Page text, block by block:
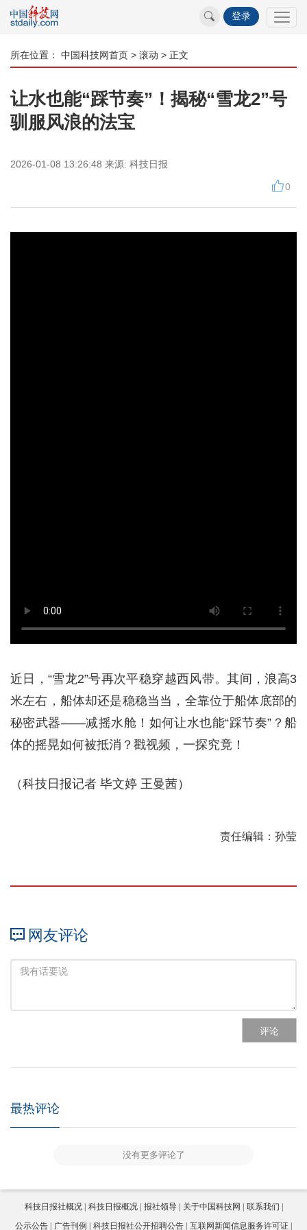
登录
所在位置： 中国科技网首页 > 滚动 > 正文
让水也能“踩节奏”！揭秘“雪龙2”号
驯服风浪的法宝
2026-01-08 13:26:48 来源: 科技日报
0
近日，“雪龙2”号再次平稳穿越西风带。其间，浪高3
米左右，船体却还是稳稳当当，全靠位于船体底部的
秘密武器——减摇水舱！如何让水也能“踩节奏”？船
体的摇晃如何被抵消？戳视频，一探究竟！
（科技日报记者 毕文婷 王曼茜）
责任编辑：孙莹
网友评论
评论
最热评论
没有更多评论了
科技日报社概况 科技日报概况 报社领导 关于中国科技网
联系我们
公示公告
广告刊例 科技日报社公开招聘公告 互联网新闻信息服务许可证